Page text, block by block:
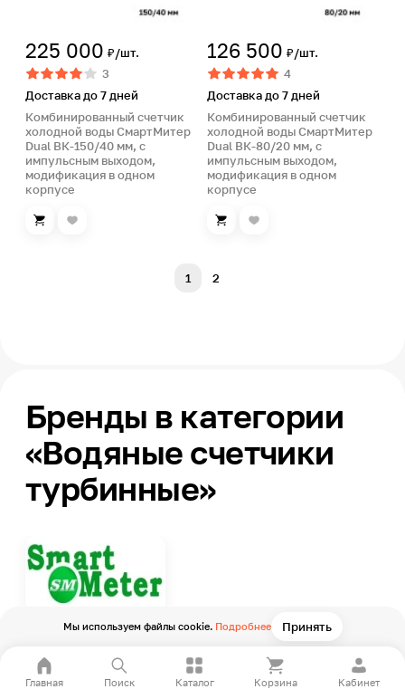
225 000 ₽/шт.
3
Доставка до 7 дней
Комбинированный счетчик
холодной воды СмартМитер
Dual ВК-150/40 мм, с
импульсным выходом,
модификация в одном
корпусе
126 500 ₽/шт.
4
Доставка до 7 дней
Комбинированный счетчик
холодной воды СмартМитер
Dual ВК-80/20 мм, с
импульсным выходом,
модификация в одном
корпусе
1 2
Бренды в категории
«Водяные счетчики
турбинные»
Главная Поиск Каталог Корзина Кабинет
Мы используем файлы cookie. Подробнее Принять